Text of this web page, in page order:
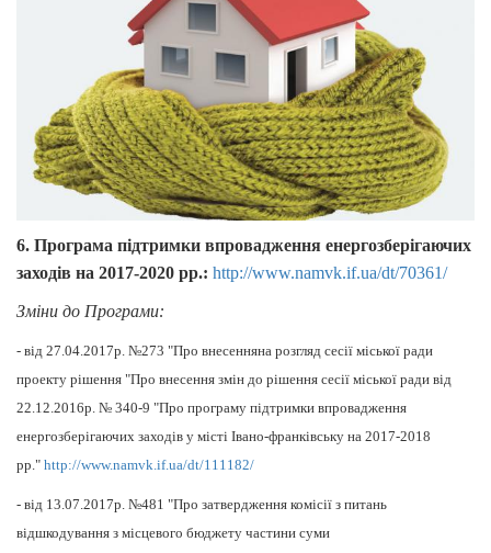
6. Програма підтримки впровадження енергозберігаючих
заходів на 2017-2020 рр.: http://www.namvk.if.ua/dt/70361/
Зміни до Програми:
- від 27.04.2017р. №273 "Про внесенняна розгляд сесії міської ради
проекту рішення "Про внесення змін до рішення сесії міської ради від
22.12.2016р. № 340-9 "Про програму підтримки впровадження
енергозберігаючих заходів у місті Івано-франківську на 2017-2018
рр." http://www.namvk.if.ua/dt/111182/
- від 13.07.2017р. №481 "Про затвердження комісії з питань
відшкодування з місцевого бюджету частини суми